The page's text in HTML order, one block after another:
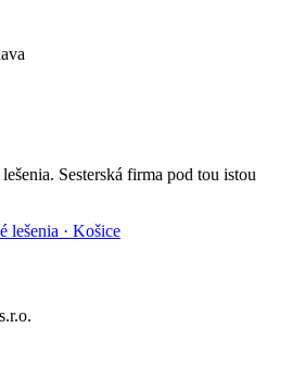
Sesterská firma pod tou istou
lešenia · Košice